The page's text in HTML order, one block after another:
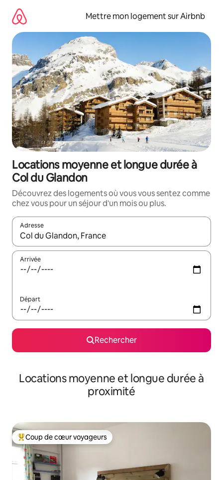
directement
contenu
Mettre mon logement sur Airbnb
Locations moyenne et longue durée à
Col du Glandon
Découvrez des logements où vous vous sentez comme
chez vous pour un séjour d'un mois ou plus.
Adresse
Lorsque les résultats s'affichent, utilisez les flèches vers le
Arrivée
Départ
Rechercher
Locations moyenne et longue durée à
proximité
Coups de cœur voyageurs les plus appréciés
Coup de cœur voyageurs